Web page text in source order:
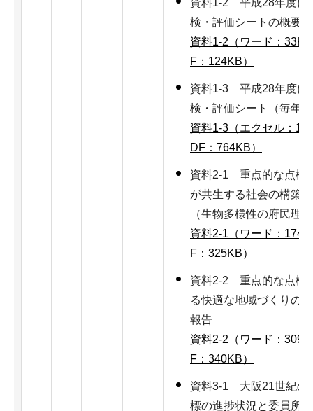
資料1-2 平成28年度に
検・評価シートの概要
資料1-2（ワード：
F：124KB）
資料1-3 平成28年度に
検・評価シート（毎年
資料1-3（エクセル：
DF：764KB）
資料2-1 重点的な点検
が共生する社会の構築
（生物多様性の府民理
資料2-1（ワード：
F：325KB）
資料2-2 重点的な点検
る快適な地域づくりの
報告
資料2-2（ワード：
F：340KB）
資料3-1 大阪21世紀の
標の進捗状況と委員所